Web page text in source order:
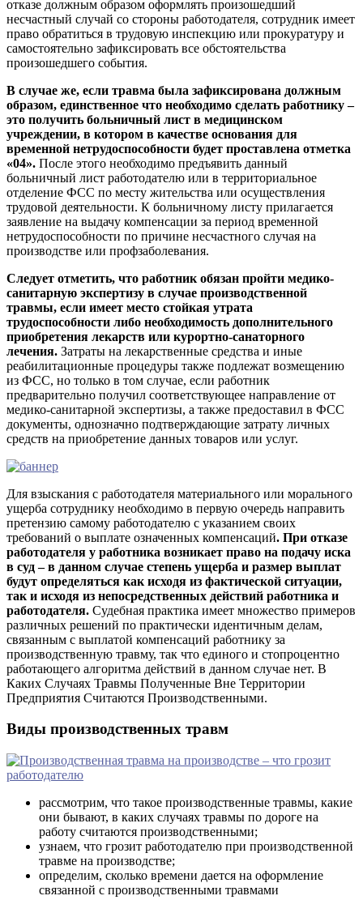
отказе должным образом оформлять произошедший
несчастный случай со стороны работодателя, сотрудник имеет
право обратиться в трудовую инспекцию или прокуратуру и
самостоятельно зафиксировать все обстоятельства
произошедшего события.
В случае же, если травма была зафиксирована должным
образом, единственное что необходимо сделать работнику –
это получить больничный лист в медицинском
учреждении, в котором в качестве основания для
временной нетрудоспособности будет проставлена отметка
«04». После этого необходимо предъявить данный
больничный лист работодателю или в территориальное
отделение ФСС по месту жительства или осуществления
трудовой деятельности. К больничному листу прилагается
заявление на выдачу компенсации за период временной
нетрудоспособности по причине несчастного случая на
производстве или профзаболевания.
Следует отметить, что работник обязан пройти медико-
санитарную экспертизу в случае производственной
травмы, если имеет место стойкая утрата
трудоспособности либо необходимость дополнительного
приобретения лекарств или курортно-санаторного
лечения. Затраты на лекарственные средства и иные
реабилитационные процедуры также подлежат возмещению
из ФСС, но только в том случае, если работник
предварительно получил соответствующее направление от
медико-санитарной экспертизы, а также предоставил в ФСС
документы, однозначно подтверждающие затрату личных
средств на приобретение данных товаров или услуг.
Для взыскания с работодателя материального или морального
ущерба сотруднику необходимо в первую очередь направить
претензию самому работодателю с указанием своих
требований о выплате означенных компенсаций. При отказе
работодателя у работника возникает право на подачу иска
в суд – в данном случае степень ущерба и размер выплат
будут определяться как исходя из фактической ситуации,
так и исходя из непосредственных действий работника и
работодателя. Судебная практика имеет множество примеров
различных решений по практически идентичным делам,
связанным с выплатой компенсаций работнику за
производственную травму, так что единого и стопроцентно
работающего алгоритма действий в данном случае нет. В
Каких Случаях Травмы Полученные Вне Территории
Предприятия Считаются Производственными.
Виды производственных травм
рассмотрим, что такое производственные травмы, какие
они бывают, в каких случаях травмы по дороге на
работу считаются производственными;
узнаем, что грозит работодателю при производственной
травме на производстве;
определим, сколько времени дается на оформление
связанной с производственными травмами